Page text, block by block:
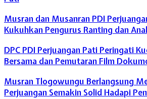
Musran dan Musanran PDI
Kukuhkan Pengurus Ranting dan
DPC PDI Perjuangan Pati Peringati
Bersama dan Pemutaran Film
Musran Tlogowungu Berlangsung
Perjuangan Semakin Solid Hadapi